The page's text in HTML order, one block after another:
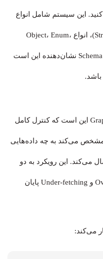
این سیستم شامل انواع
اسکالر (String، Int، Float، Boolean، ID)، انواع Object، Enum،
Interface و Union است. علامت ! در Schema نشان‌دهنده این است
یکی از قدرتمندترین ویژگی‌های GraphQL این است که کنترل کامل
می‌کند به چه داده‌هایی
می‌کند. این رویکرد به دو
مشکل بزرگ REST یعنی Over-fetching و Under-fetching پایان
می‌کند: